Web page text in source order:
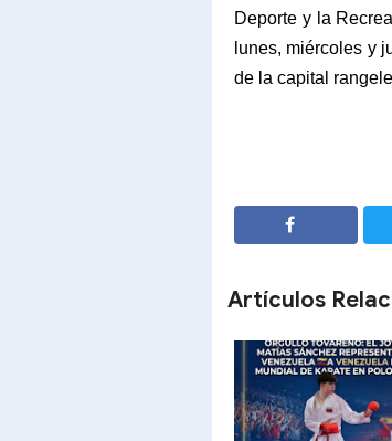
Deporte y la
lunes, miércoles y
de la capital
Artículos